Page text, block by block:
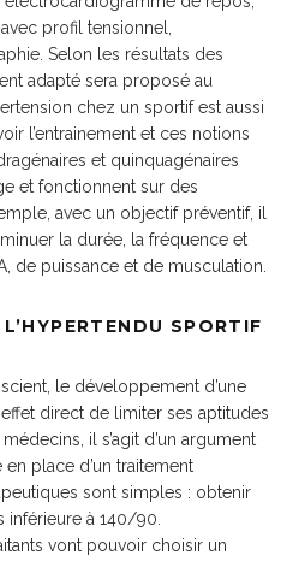
profil tensionnel,
Selon les résultats des
adapté sera proposé au
chez un sportif est aussi
l’entrainement et ces notions
et quinquagénaires
et fonctionnent sur des
avec un objectif préventif, il
la durée, la fréquence et
de puissance et de musculation.
SPORTIF
le développement d’une
direct de limiter ses aptitudes
il s’agit d’un argument
place d’un traitement
sont simples : obtenir
inférieure à 140/90.
vont pouvoir choisir un